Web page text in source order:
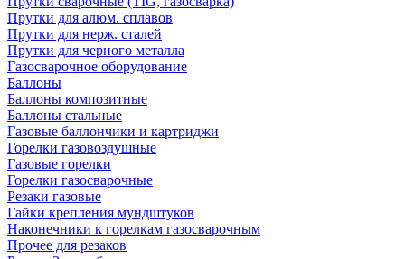
Прутки для алюм. сплавов
Прутки для нерж. сталей
Прутки для черного металла
Газосварочное оборудование
Баллоны
Баллоны композитные
Баллоны стальные
Газовые баллончики и картриджи
Горелки газовоздушные
Газовые горелки
Горелки газосварочные
Резаки газовые
Гайки крепления мундштуков
Наконечники к горелкам газосварочным
Прочее для резаков